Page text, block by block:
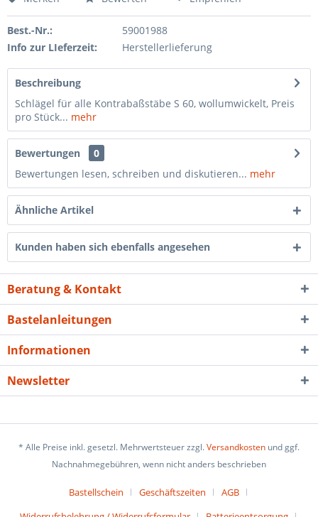
Best.-Nr.:
59001988
Info zur LIeferzeit:
Herstellerlieferung
Beschreibung
Schlägel für alle Kontrabaßstäbe S 60, wollumwickelt, Preis
pro Stück... mehr
Bewertungen
0
Bewertungen lesen, schreiben und diskutieren... mehr
Ähnliche Artikel
Kunden haben sich ebenfalls angesehen
Beratung & Kontakt
Bastelanleitungen
Informationen
Newsletter
* Alle Preise inkl. gesetzl. Mehrwertsteuer zzgl.Versandkosten und ggf.
Nachnahmegebühren, wenn nicht anders beschrieben
Bastellschein Geschäftszeiten
AGB